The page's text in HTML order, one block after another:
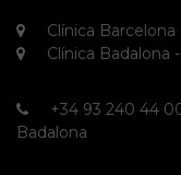
Clínica
Clínica Badalona
+34 93 240 44
Badalona